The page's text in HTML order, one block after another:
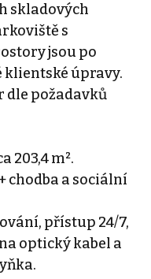
skladových
s
jsou po
klientské úpravy.
dle požadavků
203,4 m².
chodba a sociální
přístup 24/7,
optický kabel a